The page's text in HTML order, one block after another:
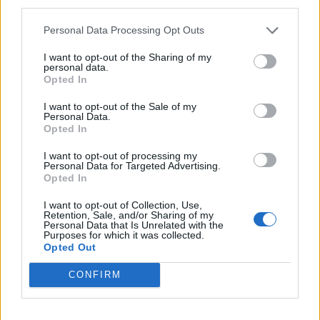
Personal Data Processing Opt Outs
I want to opt-out of the Sharing of my
personal data.
Opted In
I want to opt-out of the Sale of my
Personal Data.
Opted In
I want to opt-out of processing my
Personal Data for Targeted Advertising.
Opted In
I want to opt-out of Collection, Use,
Retention, Sale, and/or Sharing of my
Personal Data that Is Unrelated with the
Purposes for which it was collected.
Opted Out
CONFIRM
Koníčky a zájmy
Kategorií:0
Kultura, umění a filozofie
Kategorií:
Láska, vztahy a sex
Kategorií:0
Diskuzí:54
Náboženství